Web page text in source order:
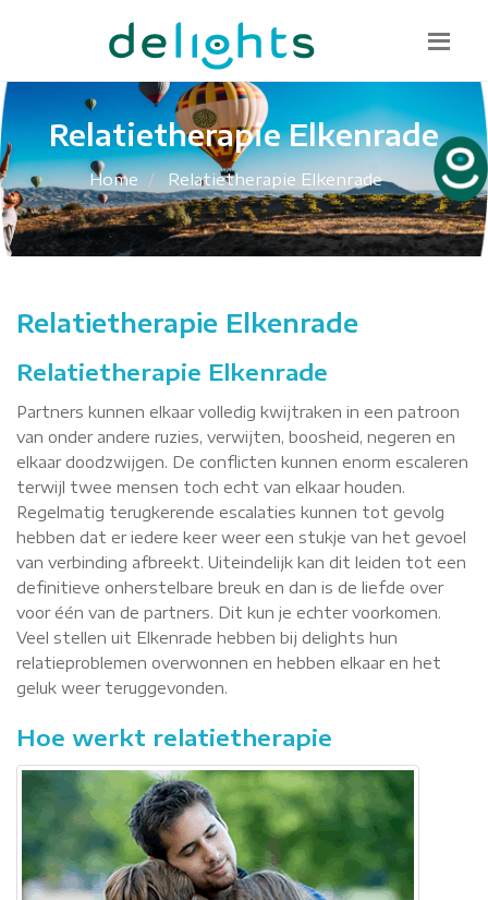
085 130 1482
info@delights.nu
Relatietherapie Elkenrade
Home Relatietherapie Elkenrade
Relatietherapie Elkenrade
Relatietherapie Elkenrade
Partners kunnen elkaar volledig kwijtraken in een patroon
van onder andere ruzies, verwijten, boosheid, negeren en
elkaar doodzwijgen. De conflicten kunnen enorm escaleren
terwijl twee mensen toch echt van elkaar houden.
Regelmatig terugkerende escalaties kunnen tot gevolg
hebben dat er iedere keer weer een stukje van het gevoel
van verbinding afbreekt. Uiteindelijk kan dit leiden tot een
definitieve onherstelbare breuk en dan is de liefde over
voor één van de partners. Dit kun je echter voorkomen.
Veel stellen uit Elkenrade hebben bij delights hun
relatieproblemen overwonnen en hebben elkaar en het
geluk weer teruggevonden.
Hoe werkt relatietherapie